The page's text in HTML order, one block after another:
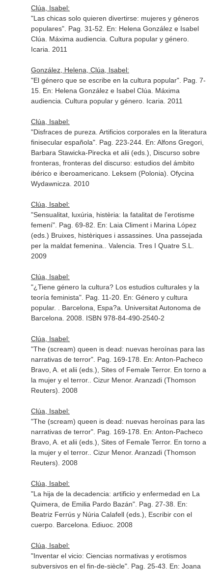
Clúa, Isabel:
"Las chicas solo quieren divertirse: mujeres y géneros
populares". Pag. 31-52. En: Helena González e Isabel
Clúa. Máxima audiencia. Cultura popular y género.
Icaria. 2011
González, Helena, Clúa, Isabel:
"El género que se escribe en la cultura popular". Pag. 7-
15. En: Helena González e Isabel Clúa. Máxima
audiencia. Cultura popular y género. Icaria. 2011
Clúa, Isabel:
"Disfraces de pureza. Artificios corporales en la literatura
finisecular española". Pag. 223-244. En: Alfons Gregori,
Barbara Stawicka-Pirecka et alii (eds.), Discurso sobre
fronteras, fronteras del discurso: estudios del ámbito
ibérico e iberoamericano. Leksem (Polonia). Ofycina
Wydawnicza. 2010
Clúa, Isabel:
"Sensualitat, luxúria, histèria: la fatalitat de l'erotisme
femení". Pag. 69-82. En: Laia Climent i Marina López
(eds.) Bruixes, histèriques i assassines. Una passejada
per la maldat femenina.
. Valencia. Tres I Quatre S.L.
2009
Clúa, Isabel:
"¿Tiene género la cultura? Los estudios culturales y la
teoría feminista". Pag. 11-20. En: Género y cultura
popular. . Barcelona, Espa?a. Universitat Autonoma de
Barcelona. 2008. ISBN 978-84-490-2540-2
Clúa, Isabel:
"The (scream) queen is dead: nuevas heroínas para las
narrativas de terror". Pag. 169-178. En: Anton-Pacheco
Bravo, A. et alii (eds.), Sites of Female Terror. En torno a
la mujer y el terror.
. Cizur Menor. Aranzadi (Thomson
Reuters). 2008
Clúa, Isabel:
"The (scream) queen is dead: nuevas heroínas para las
narrativas de terror". Pag. 169-178. En: Anton-Pacheco
Bravo, A. et alii (eds.), Sites of Female Terror. En torno a
la mujer y el terror.
. Cizur Menor. Aranzadi (Thomson
Reuters). 2008
Clúa, Isabel:
"La hija de la decadencia: artificio y enfermedad en La
Quimera, de Emilia Pardo Bazán". Pag. 27-38. En:
Beatriz Ferrús y Núria Calafell (eds.), Escribir con el
cuerpo. Barcelona. Ediuoc. 2008
Clúa, Isabel:
"Inventar el vicio: Ciencias normativas y erotismos
subversivos en el fin-de-siècle". Pag. 25-43. En: Joana